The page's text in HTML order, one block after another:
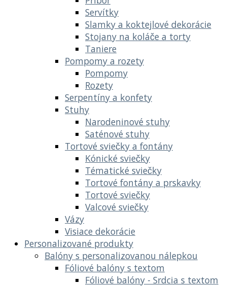
Servítky
Slamky a koktejlové dekorácie
Stojany na koláče a torty
Taniere
Pompomy a rozety
Pompomy
Rozety
Serpentíny a konfety
Stuhy
Narodeninové stuhy
Saténové stuhy
Tortové sviečky a fontány
Kónické sviečky
Tématické sviečky
Tortové fontány a prskavky
Tortové sviečky
Valcové sviečky
Vázy
Visiace dekorácie
Personalizované produkty
Balóny s personalizovanou nálepkou
Fóliové balóny s textom
Fóliové balóny - Srdcia s textom